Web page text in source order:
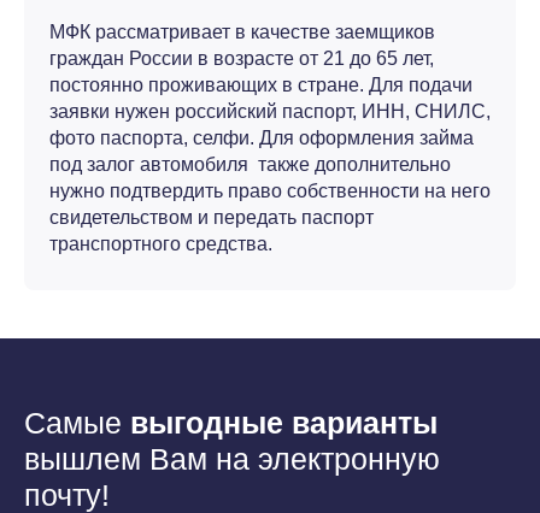
МФК рассматривает в качестве заемщиков
граждан России в возрасте от 21 до 65 лет,
постоянно проживающих в стране. Для подачи
заявки нужен российский паспорт, ИНН, СНИЛС,
фото паспорта, селфи. Для оформления займа
под залог автомобиля также дополнительно
нужно подтвердить право собственности на него
свидетельством и передать паспорт
транспортного средства.
Самые выгодные варианты
вышлем Вам на электронную
почту!